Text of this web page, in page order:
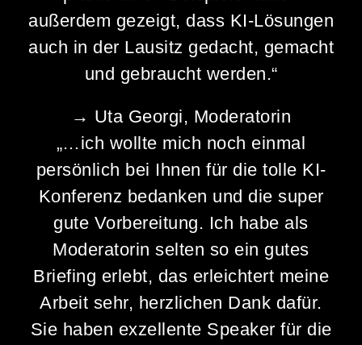
außerdem gezeigt, dass KI-Lösungen
auch in der Lausitz gedacht, gemacht
und gebraucht werden.“
→ Uta Georgi, Moderatorin
„…ich wollte mich noch einmal
persönlich bei Ihnen für die tolle KI-
Konferenz bedanken und die super
gute Vorbereitung. Ich habe als
Moderatorin selten so ein gutes
Briefing erlebt, das erleichtert meine
Arbeit sehr, herzlichen Dank dafür.
Sie haben exzellente Speaker für die